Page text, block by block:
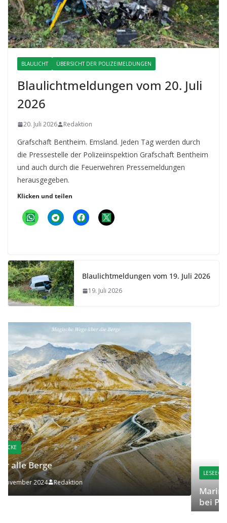
BLAULICHT ÜBERSICHT DER POLIZEIMELDUNGEN
Blaulichtmeldungen vom 20. Juli
2026
20. Juli 2026 Redaktion
Grafschaft Bentheim. Emsland. Jeden Tag werden durch
die Pressestelle der Polizeiinspektion Grafschaft Bentheim
und auch durch die Feuerwehren Pressemeldungen
herausgegeben.
Klicken und teilen
Blaulichtmeldungen vom 19. Juli 2026
19. Juli 2026
LESEECKE
Marina Buzunashvilli – Die Bossin – ab 16. Okt